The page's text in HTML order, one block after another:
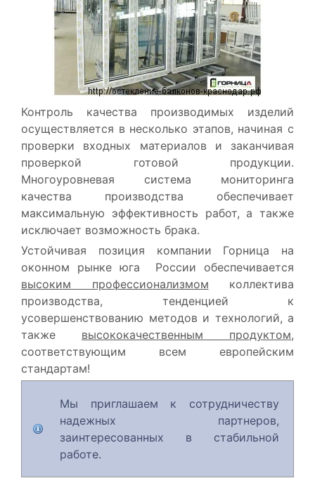
Контроль качества производимых изделий
осуществляется в несколько этапов, начиная с
проверки входных материалов и заканчивая
проверкой готовой продукции.
Многоуровневая система мониторинга
качества производства обеспечивает
максимальную эффективность работ, а также
исключает возможность брака.
Устойчивая позиция компании Горница на
оконном рынке юга России обеспечивается
высоким профессионализмом коллектива
производства, тенденцией к
усовершенствованию методов и технологий, а
также высококачественным продуктом,
соответствующим всем европейским
стандартам!
Мы приглашаем к сотрудничеству
надежных партнеров,
заинтересованных в стабильной
работе.